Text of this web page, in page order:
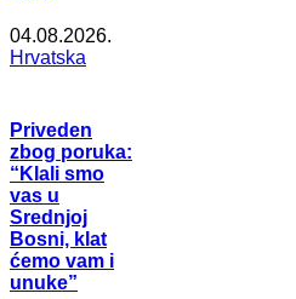
04.08.2026.
Hrvatska
Priveden
zbog poruka:
“Klali smo
vas u
Srednjoj
Bosni, klat
ćemo vam i
unuke”